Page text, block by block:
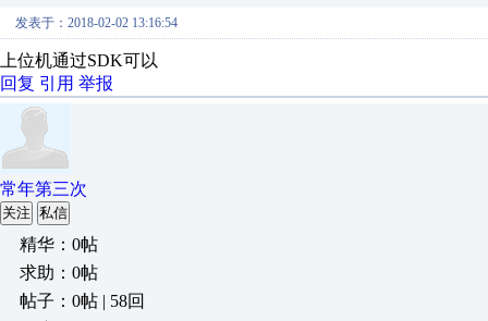
发表于：2018-02-02 13:16:54
上位机通过SDK可以
回复 引用 举报
常年第三次
关注 私信
精华：0帖
求助：0帖
帖子：0帖 | 58回